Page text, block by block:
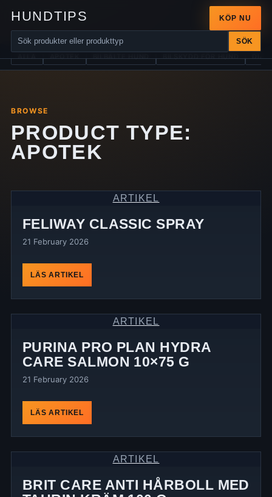
HUNDTIPS
SÖK
KÖP NU
ALLA APOTEK BILBÄLTE HUND BILSKYDD FÖR HUND
BROWSE
PRODUCT TYPE:
APOTEK
ARTIKEL
FELIWAY CLASSIC SPRAY
21 February 2026
LÄS ARTIKEL
ARTIKEL
PURINA PRO PLAN HYDRA
CARE SALMON 10×75 G
21 February 2026
LÄS ARTIKEL
ARTIKEL
BRIT CARE ANTI HÅRBOLL MED